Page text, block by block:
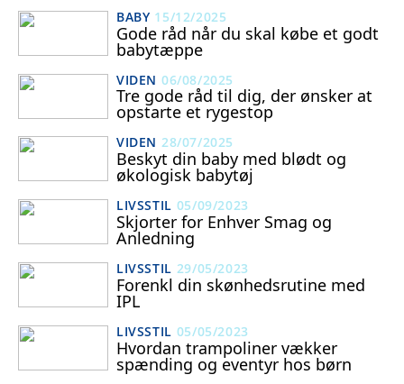
BABY 15/12/2025
Gode råd når du skal købe et godt
babytæppe
VIDEN 06/08/2025
Tre gode råd til dig, der ønsker at
opstarte et rygestop
VIDEN 28/07/2025
Beskyt din baby med blødt og
økologisk babytøj
LIVSSTIL 05/09/2023
Skjorter for Enhver Smag og
Anledning
LIVSSTIL 29/05/2023
Forenkl din skønhedsrutine med
IPL
LIVSSTIL 05/05/2023
Hvordan trampoliner vækker
spænding og eventyr hos børn